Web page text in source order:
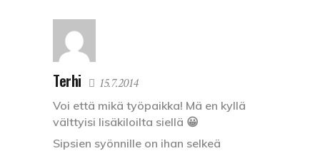
Terhi 15.7.2014
Voi että mikä työpaikka! Mä en kyllä
välttyisi lisäkiloilta siellä 😀
Sipsien syönnille on ihan selkeä